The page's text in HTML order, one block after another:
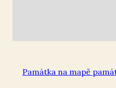
Památka na mapě